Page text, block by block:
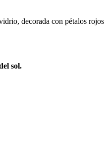
decorada con pétalos rojos
sol.